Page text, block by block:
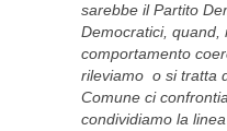
sarebbe il Partito
Democratici, quand,
comportamento
rileviamo o si tratta
Comune ci
condividiamo la